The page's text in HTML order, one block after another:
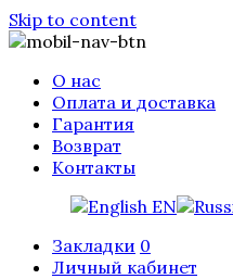
Skip to content
О нас
Оплата и доставка
Гарантия
Возврат
Контакты
EN
Закладки 0
Личный кабинет